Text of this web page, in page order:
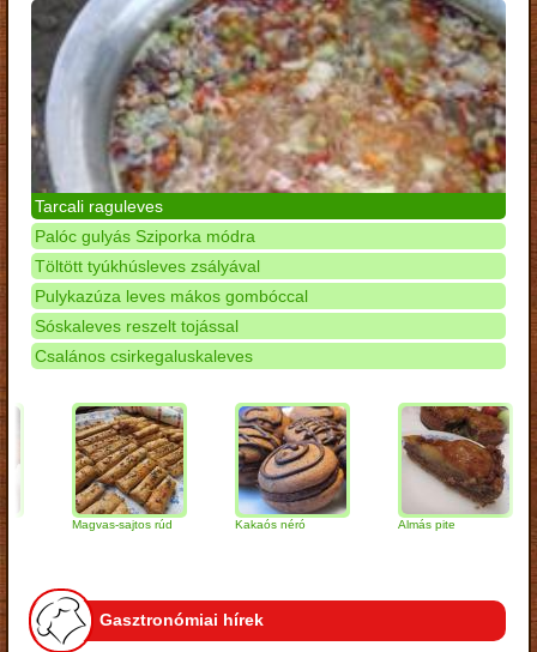
Tarcali raguleves
Palóc gulyás Sziporka módra
Töltött tyúkhúsleves zsályával
Pulykazúza leves mákos gombóccal
Sóskaleves reszelt tojással
Csalános csirkegaluskaleves
Magvas-sajtos rúd Kakaós néró Almás pite
Gasztronómiai hírek